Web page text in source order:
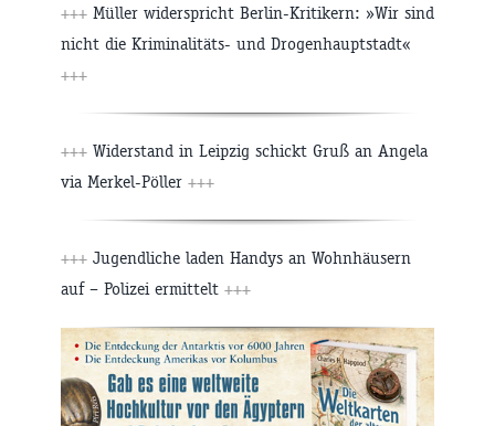
+++ Müller widerspricht Berlin-Kritikern: »Wir sind
nicht die Kriminalitäts- und Drogenhauptstadt«
+++
+++ Widerstand in Leipzig schickt Gruß an Angela
via Merkel-Pöller +++
+++ Jugendliche laden Handys an Wohnhäusern
auf – Polizei ermittelt +++